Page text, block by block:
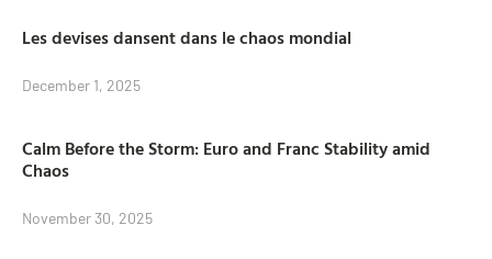
Les devises dansent dans le chaos mondial
December 1, 2025
Calm Before the Storm: Euro and Franc Stability amid
Chaos
November 30, 2025